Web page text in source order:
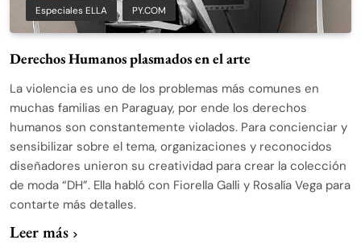
Especiales ELLA PY.COM
Derechos Humanos plasmados en el arte
La violencia es uno de los problemas más comunes en
muchas familias en Paraguay, por ende los derechos
humanos son constantemente violados. Para concienciar y
sensibilizar sobre el tema, organizaciones y reconocidos
diseñadores unieron su creatividad para crear la colección
de moda “DH”. Ella habló con Fiorella Galli y Rosalía Vega para
contarte más detalles.
Leer más